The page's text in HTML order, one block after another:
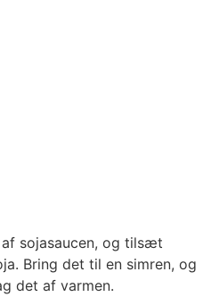
sojasaucen, og tilsæt
Bring det til en simren, og
det af varmen.